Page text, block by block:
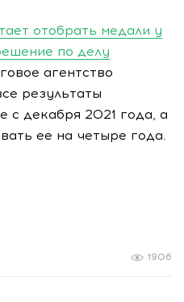
отобрать медали у
по делу
агентство
результаты
с декабря 2021 года, а
ее на четыре года.
1906